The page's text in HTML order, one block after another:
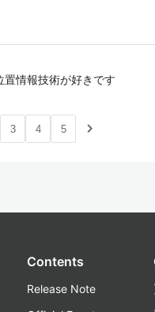
情報技術が好きです
3 4 5 navigate_next
Contents
Release Note